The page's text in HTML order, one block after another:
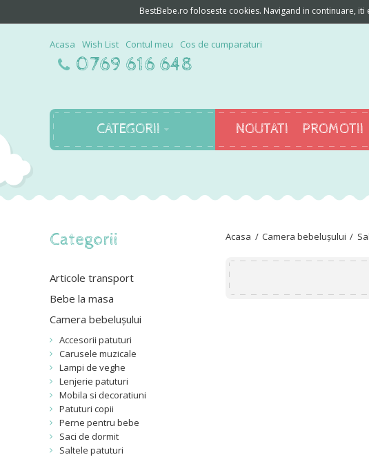
Acasa Wish List Contul meu Cos de cumparaturi
0769 616 648
CATEGORII NOUTATI PROMOTII
Camera bebelușului
Categorii
Articole transport
Bebe la masa
Camera bebelușului
Accesorii patuturi
Carusele muzicale
Lampi de veghe
Lenjerie patuturi
Mobila si decoratiuni
Patuturi copii
Perne pentru bebe
Saci de dormit
Saltele patuturi
BestBebe.ro foloseste cookies. Navigand in continuare,